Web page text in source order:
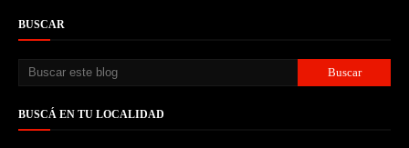
BUSCAR
BUSCÁ EN TU LOCALIDAD